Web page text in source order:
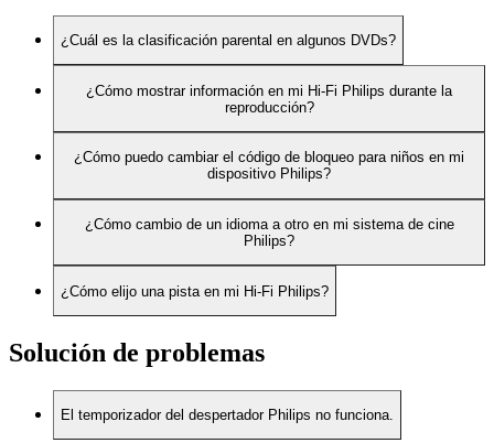
¿Cuál es la clasificación parental en algunos DVDs?
¿Cómo mostrar información en mi Hi-Fi Philips durante la
reproducción?
¿Cómo puedo cambiar el código de bloqueo para niños en mi
dispositivo Philips?
¿Cómo cambio de un idioma a otro en mi sistema de cine
Philips?
¿Cómo elijo una pista en mi Hi-Fi Philips?
Solución de problemas
El temporizador del despertador Philips no funciona.